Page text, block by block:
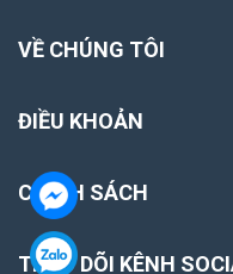
VỀ CHÚNG TÔI
ĐIỀU KHOẢN
CHÍNH SÁCH
THEO DÕI KÊNH